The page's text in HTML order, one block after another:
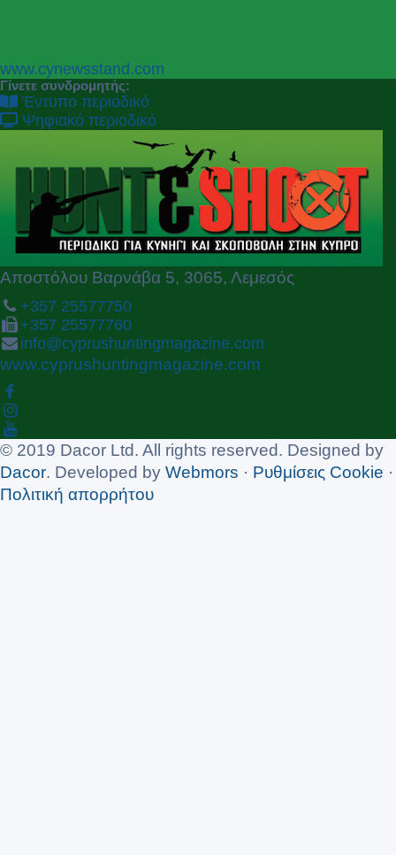
P
r
e
v
N
e
x
t
www.cynewsstand.com
Γίνετε συνδρομητής:
Έντυπο περιοδικό
Ψηφιακό περιοδικό
Αποστόλου Βαρνάβα 5, 3065, Λεμεσός
+357 25577750
+357 25577760
info@cyprushuntingmagazine.com
www.cyprushuntingmagazine.com
© 2019 Dacor Ltd. All rights reserved. Designed by
Dacor. Developed by Webmors · Ρυθμίσεις Cookie ·
Πολιτική απορρήτου